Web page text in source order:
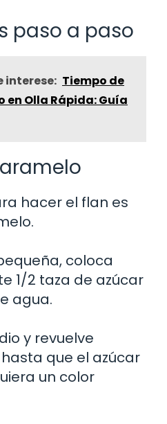
paso a paso
interese: Tiempo de
en Olla Rápida: Guía
hacer el flan es
coloca
1/2 taza de azúcar
agua.
y revuelve
que el azúcar
un color